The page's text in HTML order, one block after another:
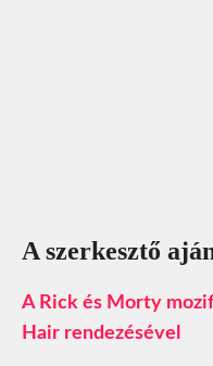
A szerkesztő
A Rick és Morty
Hair rendezésével